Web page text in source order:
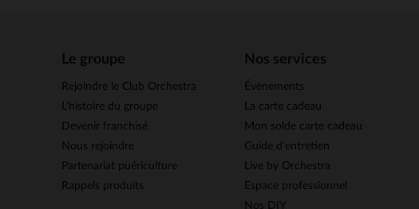
Le groupe
Rejoindre le Club Orchestra
L’histoire du groupe
Devenir franchisé
Nous rejoindre
Partenariat puériculture
Rappels produits
Nos services
Évènements
La carte cadeau
Mon solde carte cadeau
Guide d'entretien
Live by Orchestra
Espace professionnel
Nos DIY